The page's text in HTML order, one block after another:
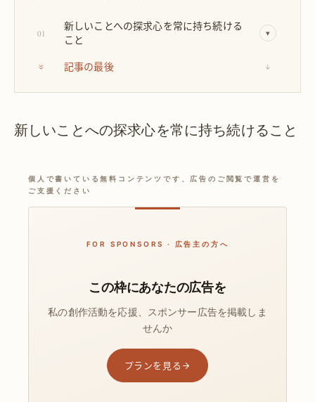
01
新しいことへの探求心を常に持ち続ける
こと
▾
記事の最後 ↓
新しいことへの探求心を常に持ち続けること
個人で書いている無料コンテンツです、広告のご閲覧で運営を
ご支援ください
FOR SPONSORS · 広告主の方へ
この枠にあなたの広告を
私の創作活動を応援、スポンサー広告を掲載しま
せんか
プランを見る